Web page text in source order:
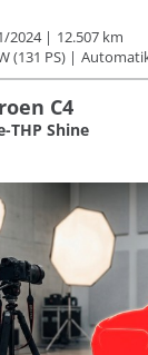
2024
12.507 km
(131 PS)
C4
THP Shine